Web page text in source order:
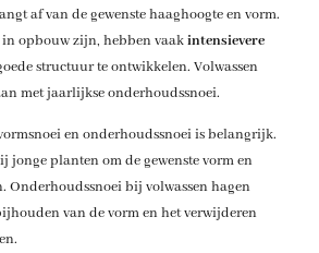
af van de gewenste haaghoogte en vorm.
in opbouw zijn, hebben vaakintensievere
structuur te ontwikkelen. Volwassen
met jaarlijkse onderhoudssnoei.
en onderhoudssnoei is belangrijk.
jonge planten om de gewenste vorm en
Onderhoudssnoei bij volwassen hagen
van de vorm en het verwijderen